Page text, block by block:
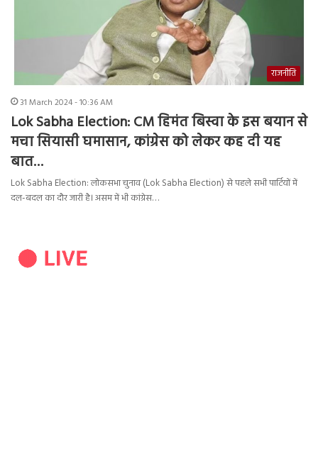
राजनीति
31 March 2024 - 10:36 AM
Lok Sabha Election: CM हिमंत बिस्वा के इस बयान से
मचा सियासी घमासान, कांग्रेस को लेकर कह दी यह
बात…
Lok Sabha Election: लोकसभा चुनाव (Lok Sabha Election) से पहले सभी पार्टियों में
दल-बदल का दौर जारी है। असम में भी कांग्रेस…